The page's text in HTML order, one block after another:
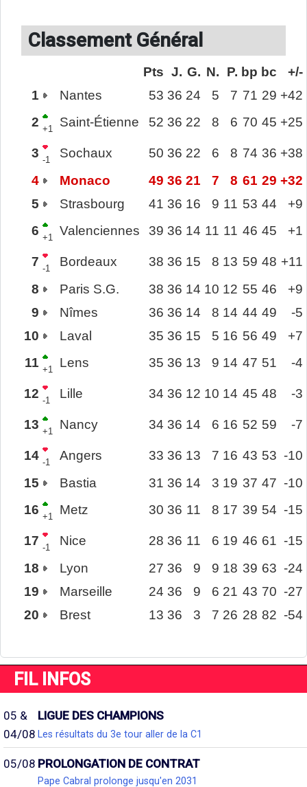
Classement Général
Pts J. G. N. P. bp bc
+/-
1
Nantes 53 36 24 5 7 71 29 +42
2 +1 Saint-Étienne 52 36 22 8 6 70 45 +25
3 -1 Sochaux 50 36 22 6 8 74 36 +38
4
Monaco 49 36 21 7 8 61 29 +32
5
Strasbourg 41 36 16 9 11 53 44
+9
6 +1 Valenciennes 39 36 14 11 11 46 45 +1
7 -1 Bordeaux 38 36 15 8 13 59 48 +11
8
Paris S.G. 38 36 14 10 12 55 46
+9
9
Nîmes 36 36 14 8 14 44 49
-5
10
Laval 35 36 15 5 16 56 49
+7
11 +1 Lens 35 36 13 9 14 47 51 -4
12 -1 Lille 34 36 12 10 14 45 48 -3
13 +1 Nancy 34 36 14 6 16 52 59 -7
14 -1 Angers 33 36 13 7 16 43 53 -10
15
Bastia 31 36 14 3 19 37 47 -10
16 +1 Metz 30 36 11 8 17 39 54 -15
17 -1 Nice 28 36 11 6 19 46 61 -15
18
Lyon 27 36 9 9 18 39 63 -24
19
Marseille 24 36 9 6 21 43 70 -27
20
Brest 13 36 3 7 26 28 82 -54
FIL INFOS
05 &
04/08
LIGUE DES CHAMPIONS
Les résultats du 3e tour aller de la C1
05/08 PROLONGATION DE CONTRAT
Pape Cabral prolonge jusqu'en 2031